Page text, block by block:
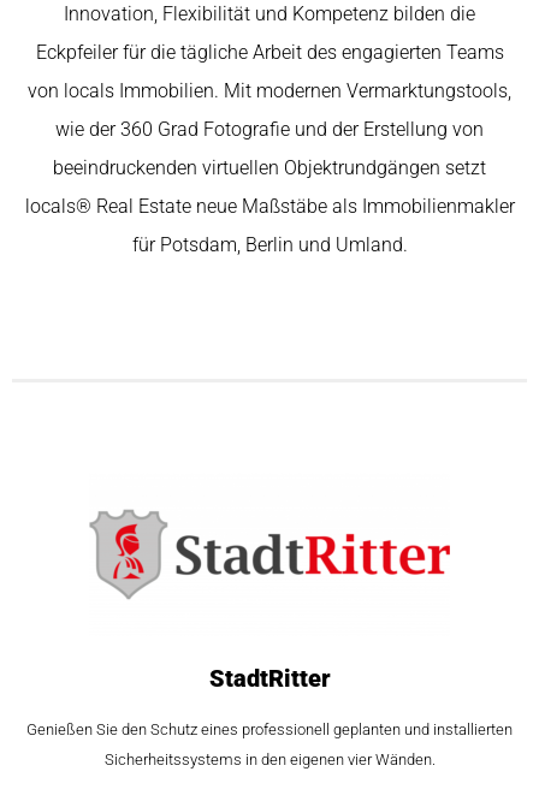
Innovation, Flexibilität und Kompetenz bilden die
Eckpfeiler für die tägliche Arbeit des engagierten Teams
von locals Immobilien. Mit modernen Vermarktungstools,
wie der 360 Grad Fotografie und der Erstellung von
beeindruckenden virtuellen Objektrundgängen setzt
locals® Real Estate neue Maßstäbe als Immobilienmakler
für Potsdam, Berlin und Umland.
StadtRitter
Genießen Sie den Schutz eines professionell geplanten und installierten
Sicherheitssystems in den eigenen vier Wänden.